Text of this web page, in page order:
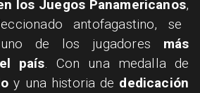
los Juegos Panamericanos,
antofagastino, se
de los jugadores más
país. Con una medalla de
y una historia de dedicación